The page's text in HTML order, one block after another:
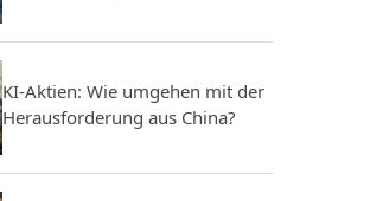
KI-Aktien: Wie umgehen mit der
Herausforderung aus China?